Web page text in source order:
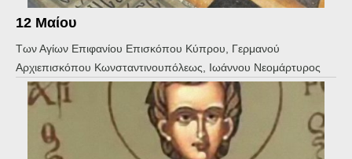
12 Μαίου
Των Αγίων Επιφανίου Επισκόπου Κύπρου, Γερμανού
Αρχιεπισκόπου Κωνσταντινουπόλεως, Ιωάννου Νεομάρτυρος